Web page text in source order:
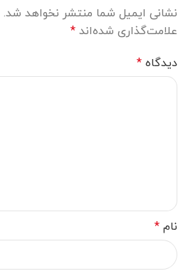
نشانی ایمیل شما منتشر نخواهد شد.
علامت‌گذاری شده‌اند *
دیدگاه *
نام *